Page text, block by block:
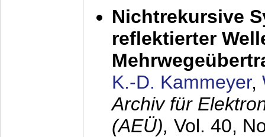
Nichtrekursive
reflektierter
K.-D. Kammeyer,
Archiv für
(AEÜ), Vol. 40,